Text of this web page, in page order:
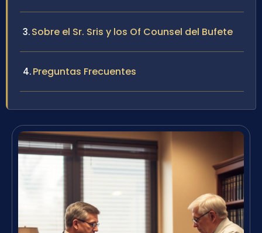
Sobre el Sr. Sris y los Of Counsel del Bufete
Preguntas Frecuentes